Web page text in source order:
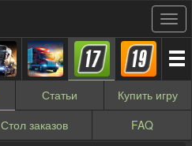
Статьи Купить игру
Стол заказов
FAQ